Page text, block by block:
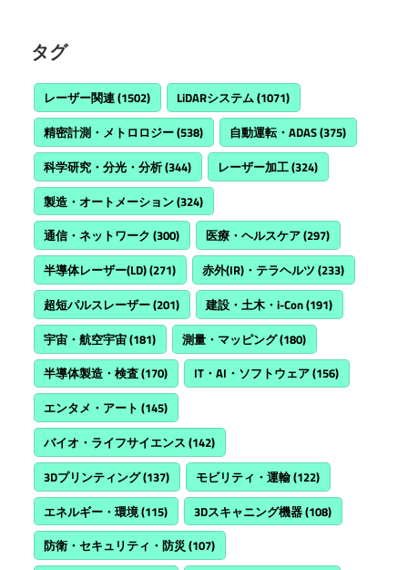
タグ
レーザー関連(1502) LiDARシステム(1071)
精密計測・メトロロジー(538) 自動運転・ADAS(375)
科学研究・分光・分析(344) レーザー加工(324)
製造・オートメーション(324)
通信・ネットワーク (300) 医療・ヘルスケア(297)
半導体レーザー(LD)(271) 赤外(IR)・テラヘルツ (233)
超短パルスレーザー(201) 建設・土木・i-Con(191)
宇宙・航空宇宙(181) 測量・マッピング(180)
半導体製造・検査(170) IT・AI・ソフトウェア(156)
エンタメ・アート (145)
バイオ・ライフサイエンス (142)
3Dプリンティング(137) モビリティ・運輸(122)
エネルギー・環境(115) 3Dスキャニング機器(108)
防衛・セキュリティ・防災(107)